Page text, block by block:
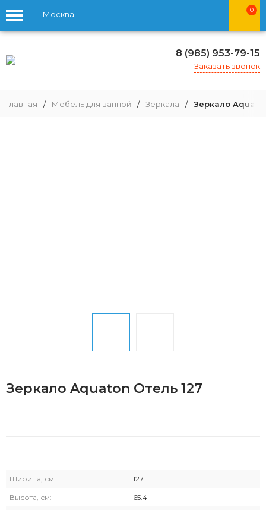
Москва 0
8 (985) 953-79-15
Заказать звонок
Главная / Мебель для ванной / Зеркала / Зеркало
Зеркало Aquaton Отель 127
Ширина, см: 127
Высота, см: 65.4